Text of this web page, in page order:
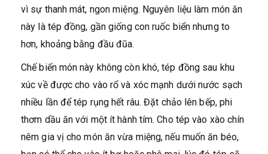
vì sự thanh mát, ngon miệng. Nguyên liệu làm món ăn
này là tép đồng, gần giống con ruốc biển nhưng to
hơn, khoảng bằng đầu đũa.
Chế biến món này không còn khó, tép đồng sau khu
xúc về được cho vào rổ và xóc mạnh dưới nước sạch
nhiều lần để tép rụng hết râu. Đặt chảo lên bếp, phi
thơm dầu ăn với một ít hành tím. Cho tép vào xào chín
nêm gia vị cho món ăn vừa miệng, nếu muốn ăn béo,